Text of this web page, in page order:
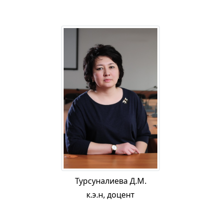
Турсуналиева Д.М.
к.э.н, доцент